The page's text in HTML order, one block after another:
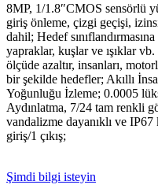
8MP, 1/1.8″CMOS sensörlü
giriş önleme, çizgi geçişi,
dahil; Hedef
yapraklar, kuşlar ve ışıklar
ölçüde azaltır, insanları,
bir şekilde hedefler; Akıllı
Yoğunluğu İzleme; 0.0005
Aydınlatma, 7/24 tam renkli
vandalizme dayanıklı ve
giriş/1 çıkış;
Şimdi bilgi isteyin